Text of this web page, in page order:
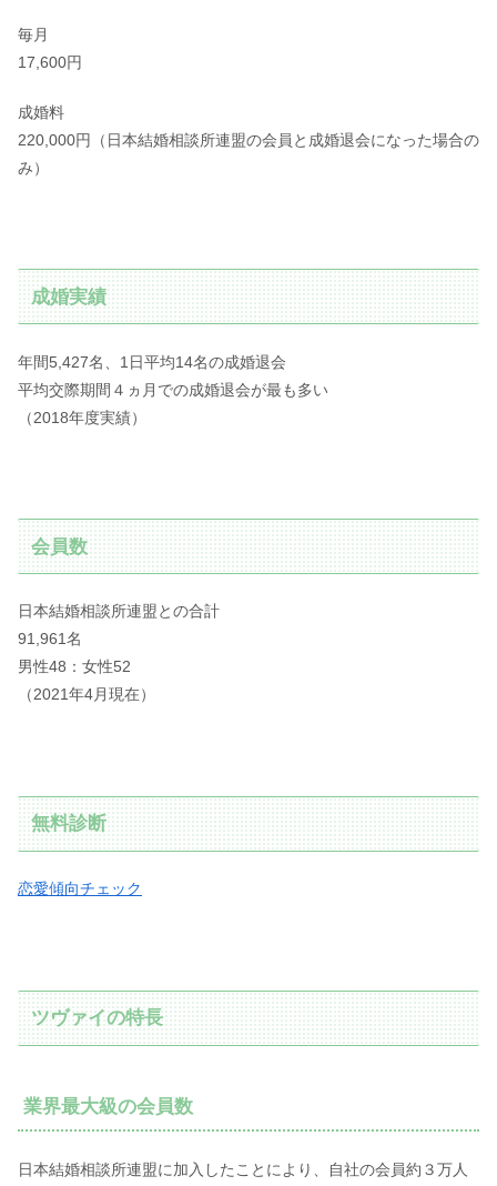
毎月
17,600円
成婚料
220,000円（日本結婚相談所連盟の会員と成婚退会になった場合の
み）
成婚実績
年間5,427名、1日平均14名の成婚退会
平均交際期間４ヵ月での成婚退会が最も多い
（2018年度実績）
会員数
日本結婚相談所連盟との合計
91,961名
男性48：女性52
（2021年4月現在）
無料診断
恋愛傾向チェック
ツヴァイの特長
業界最大級の会員数
日本結婚相談所連盟に加入したことにより、自社の会員約３万人